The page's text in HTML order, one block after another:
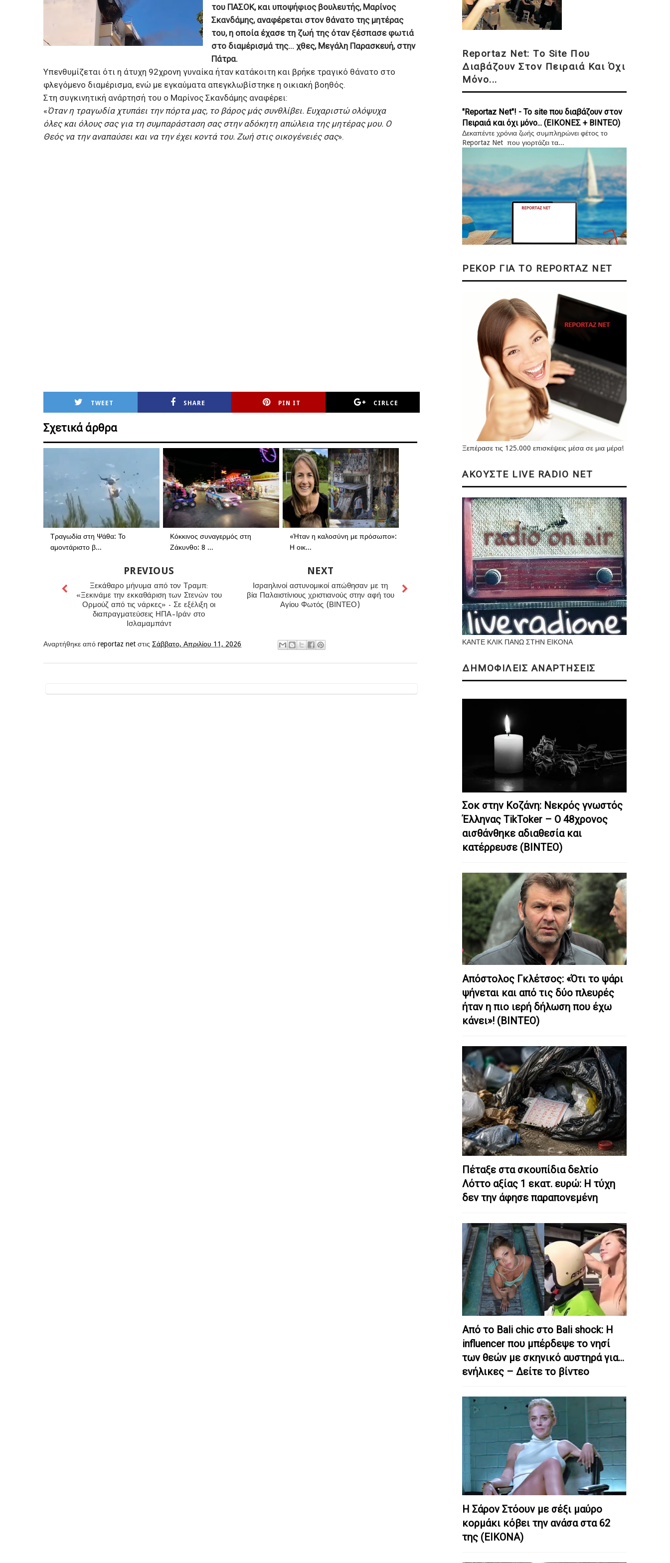
του ΠΑΣΟΚ, και υποψήφιος βουλευτής, Μαρίνος
Σκανδάμης, αναφέρεται στον θάνατο της μητέρας
του, η οποία έχασε τη ζωή της όταν ξέσπασε φωτιά
στο διαμέρισμά της... χθες, Μεγάλη Παρασκευή, στην
Πάτρα.
Υπενθυμίζεται ότι η άτυχη 92χρονη γυναίκα ήταν κατάκοιτη και βρήκε τραγικό θάνατο στο
φλεγόμενο διαμέρισμα, ενώ με εγκαύματα απεγκλωβίστηκε η οικιακή βοηθός.
Στη συγκινητική ανάρτησή του ο Μαρίνος Σκανδάμης αναφέρει:
«Όταν η τραγωδία χτυπάει την πόρτα μας, το βάρος μάς συνθλίβει. Ευχαριστώ ολόψυχα
όλες και όλους σας για τη συμπαράσταση σας στην αδόκητη απώλεια της μητέρας μου. Ο
Θεός να την αναπαύσει και να την έχει κοντά του. Ζωή στις οικογένειές σας».
TWEET SHARE PIN IT CIRLCE
Σχετικά άρθρα
Τραγωδία στη Ψάθα: Το
αμοντάριστο β...
Κόκκινος συναγερμός στη
Ζάκυνθο: 8 ...
«Ήταν η καλοσύνη με πρόσωπο»:
Η οικ...
NEXT
Ισραηλινοί αστυνομικοί απώθησαν με τη
βία Παλαιστίνιους χριστιανούς στην αφή του
Αγίου Φωτός (ΒΙΝΤΕΟ)
PREVIOUS
Ξεκάθαρο μήνυμα από τον Τραμπ:
«Ξεκινάμε την εκκαθάριση των Στενών του
Ορμούζ από τις νάρκες» - Σε εξέλιξη οι
διαπραγματεύσεις ΗΠΑ–Ιράν στο
Ισλαμαμπάντ
Αναρτήθηκε από reportaz net στις Σάββατο, Απριλίου 11, 2026
Reportaz Net: Το Site Που
Διαβάζουν Στον Πειραιά Και Όχι
Μόνο...
"Reportaz Net"! - Το site που διαβάζουν στον
Πειραιά και όχι μόνο... (ΕΙΚΟΝΕΣ + ΒΙΝΤΕΟ)
Δεκαπέντε χρόνια ζωής συμπληρώνει φέτος το
Reportaz Net που γιορτάζει τα...
ΡΕΚΟΡ ΓΙΑ ΤΟ REPORTAZ NET
Ξεπέρασε τις 125.000 επισκέψεις μέσα σε μια μέρα!
ΑΚΟΥΣΤΕ LIVE RADIO NET
ΚΑΝΤΕ ΚΛΙΚ ΠΑΝΩ ΣΤΗΝ ΕΙΚΟΝΑ
ΔΗΜΟΦΙΛΕΙΣ ΑΝΑΡΤΗΣΕΙΣ
Σοκ στην Κοζάνη: Nεκρός γνωστός
Έλληνας TikToker – Ο 48χρονος
αισθάνθηκε αδιαθεσία και
κατέρρευσε (ΒΙΝΤΕΟ)
Απόστολος Γκλέτσος: «Ότι το ψάρι
ψήνεται και από τις δύο πλευρές
ήταν η πιο ιερή δήλωση που έχω
κάνει»! (ΒΙΝΤΕΟ)
Πέταξε στα σκουπίδια δελτίο
Λόττο αξίας 1 εκατ. ευρώ: Η τύχη
δεν την άφησε παραπονεμένη
Από το Bali chic στο Bali shock: Η
influencer που μπέρδεψε το νησί
των θεών με σκηνικό αυστηρά για…
ενήλικες – Δείτε το βίντεο
Η Σάρον Στόουν με σέξι μαύρο
κορμάκι κόβει την ανάσα στα 62
της (ΕΙΚΟΝΑ)